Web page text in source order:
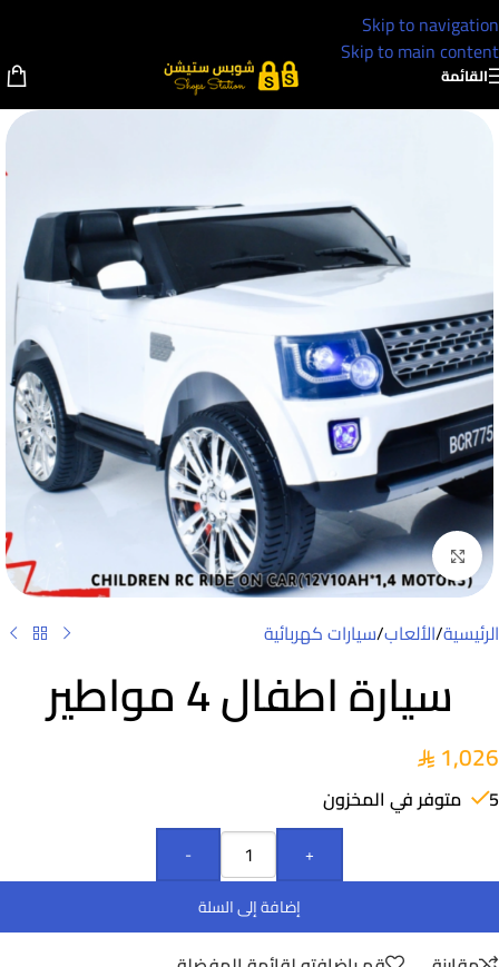
Skip to navigation
Skip to main content
القائمة
Click to enlarge
الرئيسية/الألعاب/سيارات كهربائية
سيارة اطفال 4 مواطير
1,026
5 متوفر في المخزون
-
+
إضافة إلى السلة